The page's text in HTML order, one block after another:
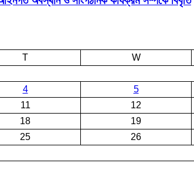
T W
4 5
11 12
18 19
25 26